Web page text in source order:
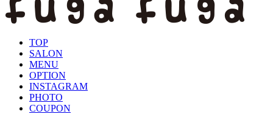
TOP
SALON
MENU
OPTION
INSTAGRAM
PHOTO
COUPON